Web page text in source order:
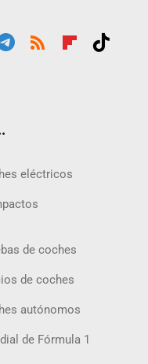
eléctricos
de coches
de coches
autónomos
de Fórmula 1